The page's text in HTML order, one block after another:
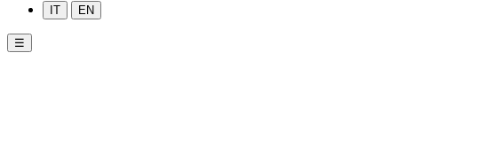
IT EN
☰